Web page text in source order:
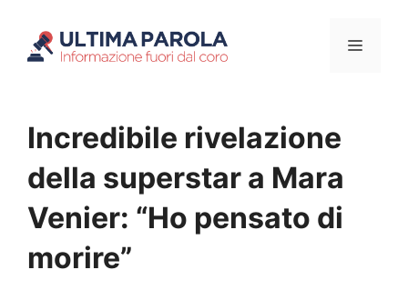
Menu
Incredibile rivelazione
della superstar a Mara
Venier: “Ho pensato di
morire”